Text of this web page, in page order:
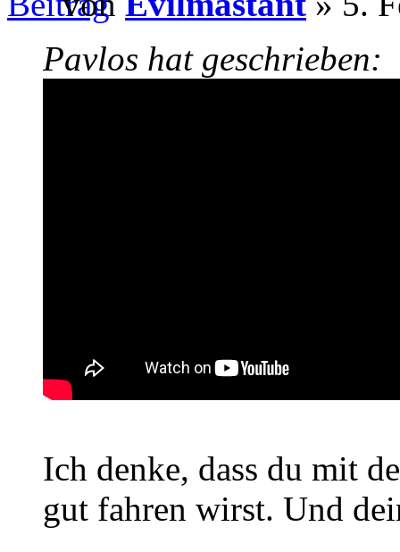
Pavlos hat geschrieben:
Ich denke, dass du mit
gut fahren wirst. Und